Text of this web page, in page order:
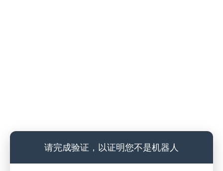
请完成验证，以证明您不是机器人